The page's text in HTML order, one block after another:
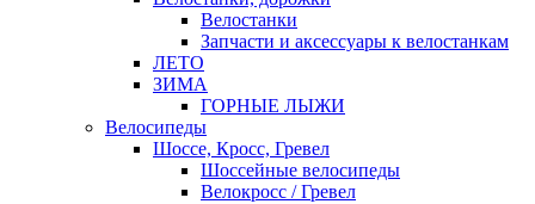
Велостанки
Запчасти и аксессуары к велостанкам
ЛЕТО
ЗИМА
ГОРНЫЕ ЛЫЖИ
Велосипеды
Шоссе, Кросс, Гревел
Шоссейные велосипеды
Велокросс / Гревел